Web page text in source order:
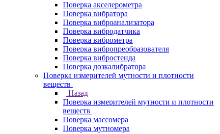
Поверка акселерометра
Поверка вибратора
Поверка виброанализатора
Поверка вибродатчика
Поверка виброметра
Поверка вибропреобразователя
Поверка вибростенда
Поверка дозкалибратора
Поверка измерителей мутности и плотности
веществ
Назад
Поверка измерителей мутности и плотности
веществ
Поверка массомера
Поверка мутномера